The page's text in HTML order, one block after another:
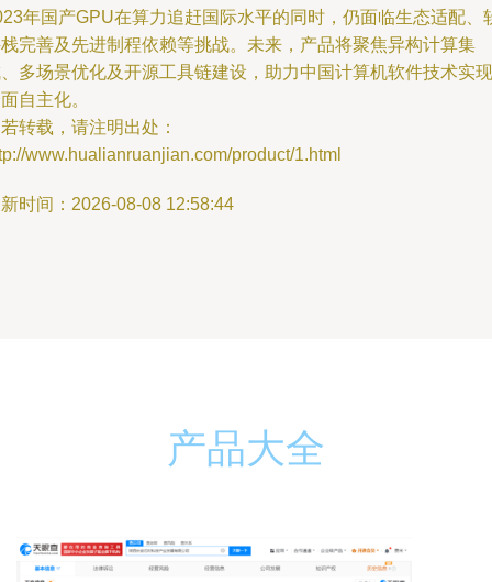
年国产GPU在算力追赶国际水平的同时，仍面临生态适配、
完善及先进制程依赖等挑战。未来，产品将聚焦异构计算集
多场景优化及开源工具链建设，助力中国计算机软件技术实现
自主化。
转载，请注明出处：
www.hualianruanjian.com/product/1.html
时间：2026-08-08 12:58:44
产品大全